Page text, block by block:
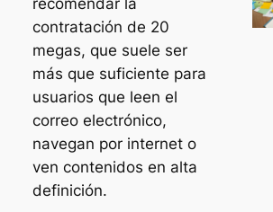
contratación de 20
megas, que suele ser
más que suficiente para
usuarios que leen el
correo electrónico,
navegan por internet o
ven contenidos en alta
definición.